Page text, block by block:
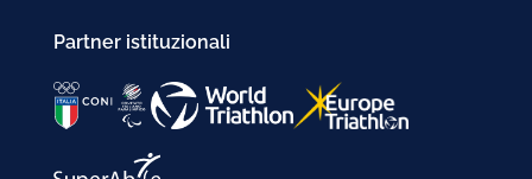
Partner istituzionali